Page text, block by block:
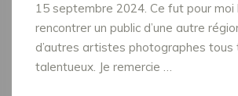
15 septembre 2024. Ce fut pour moi
rencontrer un public d’une autre
d’autres artistes photographes tous
talentueux. Je remercie …